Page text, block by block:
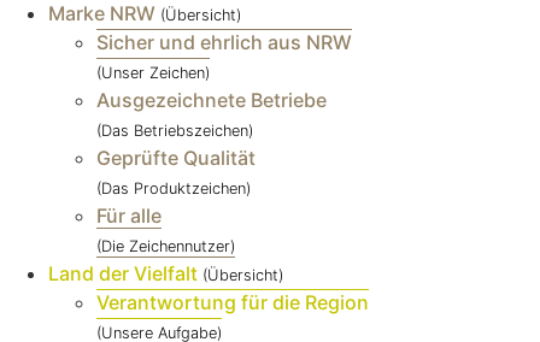
Marke NRW (Übersicht)
Sicher und ehrlich aus NRW
(Unser Zeichen)
Ausgezeichnete Betriebe
(Das Betriebszeichen)
Geprüfte Qualität
(Das Produktzeichen)
Für alle
(Die Zeichennutzer)
Land der Vielfalt (Übersicht)
Verantwortung für die Region
(Unsere Aufgabe)